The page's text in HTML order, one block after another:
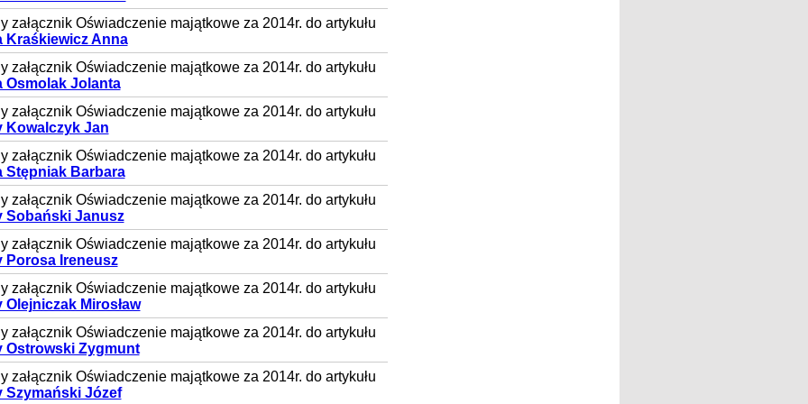
załącznik Oświadczenie majątkowe za 2014r. do artykułu
Kraśkiewicz Anna
załącznik Oświadczenie majątkowe za 2014r. do artykułu
Osmolak Jolanta
załącznik Oświadczenie majątkowe za 2014r. do artykułu
Kowalczyk Jan
załącznik Oświadczenie majątkowe za 2014r. do artykułu
Stępniak Barbara
załącznik Oświadczenie majątkowe za 2014r. do artykułu
Sobański Janusz
załącznik Oświadczenie majątkowe za 2014r. do artykułu
Porosa Ireneusz
załącznik Oświadczenie majątkowe za 2014r. do artykułu
Olejniczak Mirosław
załącznik Oświadczenie majątkowe za 2014r. do artykułu
Ostrowski Zygmunt
załącznik Oświadczenie majątkowe za 2014r. do artykułu
Szymański Józef